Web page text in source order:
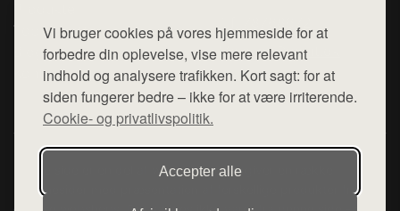
Vi bruger cookies på vores hjemmeside for at
forbedre din oplevelse, vise mere relevant
indhold og analysere trafikken. Kort sagt: for at
siden fungerer bedre – ikke for at være irriterende.
Cookie- og privatlivspolitik.
Accepter alle
Top Rabatter
Blog
Kontakt
Mail: hej@want.dk
Cookie- og privatlivspolitik
Denne side er en del af want.dk, der udgiver en række
hjemmesider med præsentation af forskellige produkter fra